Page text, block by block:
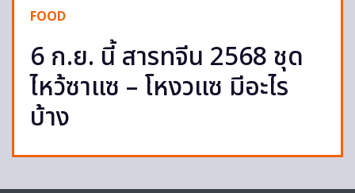
FOOD
6 ก.ย. นี้ สารทจีน 2568 ชุด
ไหว้ซาแซ – โหงวแซ มีอะไร
บ้าง